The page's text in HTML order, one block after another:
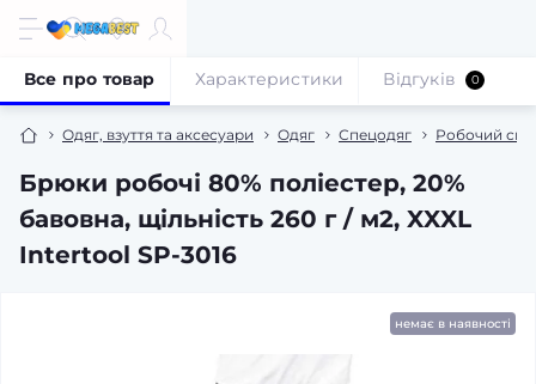
Одяг, взуття та аксесуари Одяг Спецодяг Робочий
Брюки робочі 80% поліестер, 20%
бавовна, щільність 260 г / м2, XXXL
Intertool SP-3016
Все про товар Характеристики Відгуків 0
немає в наявності